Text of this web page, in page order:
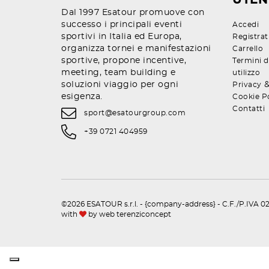
Dal 1997 Esatour promuove con
successo i principali eventi
sportivi in Italia ed Europa,
organizza tornei e manifestazioni
sportive, propone incentive,
meeting, team building e
soluzioni viaggio per ogni
esigenza.
sport@esatourgroup.com
+39 0721 404959
Accedi
Carrello
Termini
utilizzo
Privacy
Cookie
Contatti
©2026 ESATOUR s.r.l. - {company-address} - C.F./P.IVA
with
by web terenziconcept